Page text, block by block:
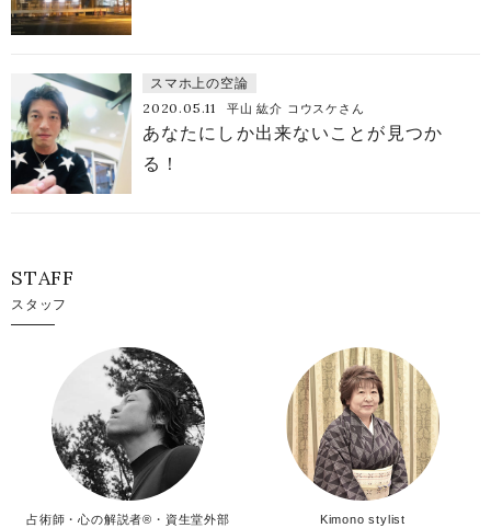
スマホ上の空論
2020.05.11 平山 紘介 コウスケさん
あなたにしか出来ないことが見つか
る！
STAFF
スタッフ
占術師・心の解説者®︎・資生堂外部
Kimono stylist